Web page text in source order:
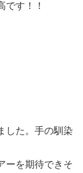
す！！
した。手の馴染
ーを期待できそ